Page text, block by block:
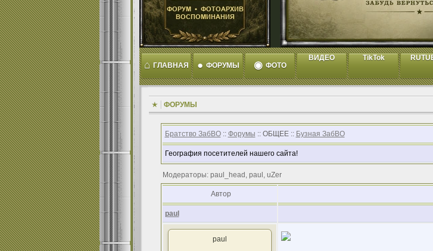
⌂ ГЛАВНАЯ ● ФОРУМЫ ◉ ФОТО
ВИДЕО TikTok
ФОРУМЫ
Братство ЗабВО:: Форумы :: ОБЩЕЕ :: Бузная ЗабВО
География посетителей нашего сайта!
Модераторы: paul_head, paul, uZer
Автор
paul
paul